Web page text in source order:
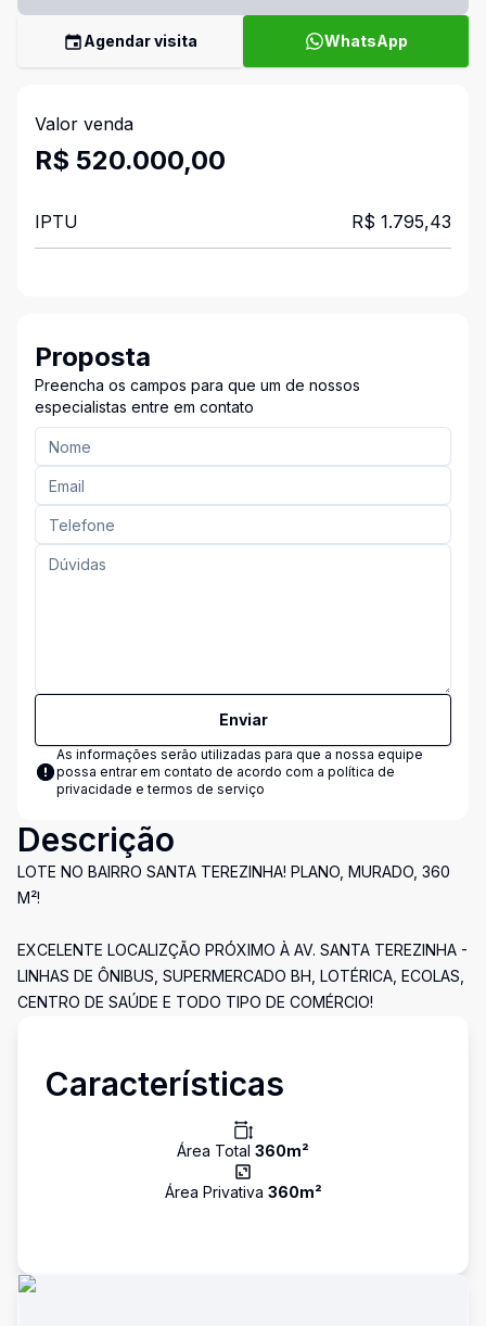
Agendar visita WhatsApp
Valor venda
R$ 520.000,00
IPTU R$ 1.795,43
Proposta
Preencha os campos para que um de nossos
especialistas entre em contato
Enviar
As informações serão utilizadas para que a nossa equipe
possa entrar em contato de acordo com a política de
privacidade e termos de serviço
Descrição
LOTE NO BAIRRO SANTA TEREZINHA! PLANO, MURADO, 360
M²!
EXCELENTE LOCALIZÇÃO PRÓXIMO À AV. SANTA TEREZINHA -
LINHAS DE ÔNIBUS, SUPERMERCADO BH, LOTÉRICA, ECOLAS,
CENTRO DE SAÚDE E TODO TIPO DE COMÉRCIO!
Características
Área Total 360m²
Área Privativa 360m²